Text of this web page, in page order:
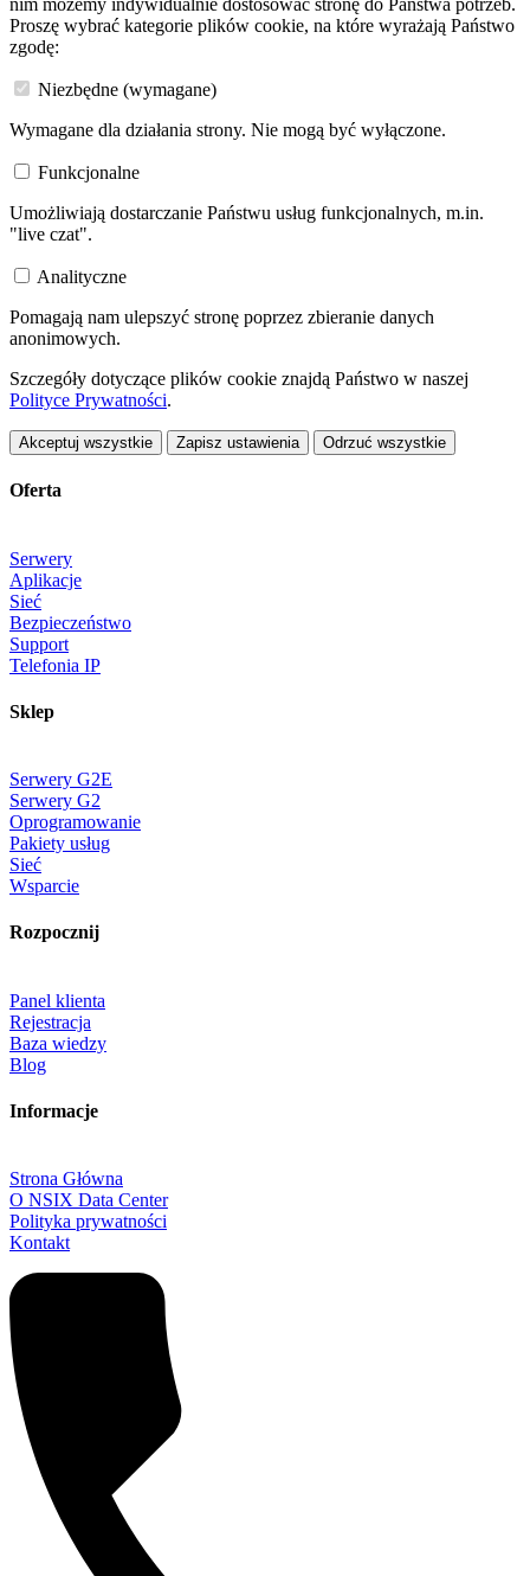
nim możemy indywidualnie dostosować stronę do Państwa potrzeb.
Proszę wybrać kategorie plików cookie, na które wyrażają Państwo
zgodę:
Niezbędne (wymagane)
Wymagane dla działania strony. Nie mogą być wyłączone.
Funkcjonalne
Umożliwiają dostarczanie Państwu usług funkcjonalnych, m.in.
"live czat".
Analityczne
Pomagają nam ulepszyć stronę poprzez zbieranie danych
anonimowych.
Szczegóły dotyczące plików cookie znajdą Państwo w naszej
Polityce Prywatności.
Akceptuj wszystkie Zapisz ustawienia Odrzuć wszystkie
Oferta
Serwery
Aplikacje
Sieć
Bezpieczeństwo
Support
Telefonia IP
Sklep
Serwery G2E
Serwery G2
Oprogramowanie
Pakiety usług
Sieć
Wsparcie
Rozpocznij
Panel klienta
Rejestracja
Baza wiedzy
Blog
Informacje
Strona Główna
O NSIX Data Center
Polityka prywatności
Kontakt